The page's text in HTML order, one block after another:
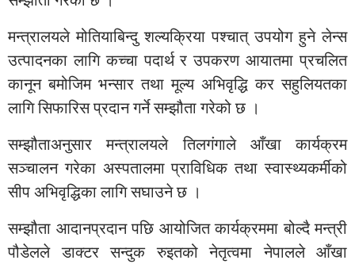
मन्त्रालयले मोतियाबिन्दु शल्यक्रिया पश्चात् उपयोग हुने लेन्स
उत्पादनका लागि कच्चा पदार्थ र उपकरण आयातमा प्रचलित
कानून बमोजिम भन्सार तथा मूल्य अभिवृद्धि कर सहुलियतका
लागि सिफारिस प्रदान गर्ने सम्झौता गरेको छ ।
सम्झौताअनुसार मन्त्रालयले तिलगंगाले आँखा कार्यक्रम
सञ्चालन गरेका अस्पतालमा प्राविधिक तथा स्वास्थ्यकर्मीको
सीप अभिवृद्धिका लागि सघाउने छ ।
सम्झौता आदानप्रदान पछि आयोजित कार्यक्रममा बोल्दै मन्त्री
पौडेलले डाक्टर सन्दुक रुइतको नेतृत्वमा नेपालले आँखा